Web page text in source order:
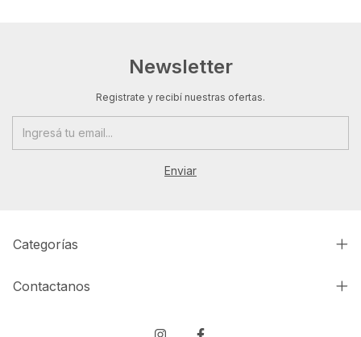
Newsletter
Registrate y recibí nuestras ofertas.
Categorías
Contactanos